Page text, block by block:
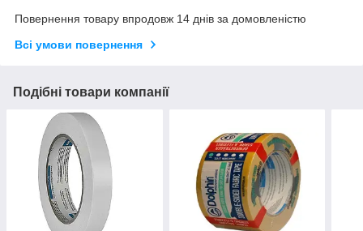
Повернення товару впродовж 14 днів за домовленістю
Всі умови повернення
Подібні товари компанії